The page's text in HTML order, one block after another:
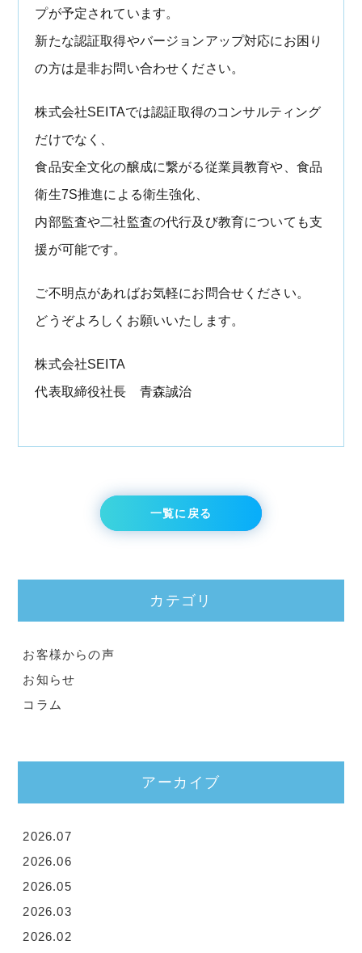
プが予定されています。
新たな認証取得やバージョンアップ対応にお困り
の方は是非お問い合わせください。
株式会社SEITAでは認証取得のコンサルティング
だけでなく、
食品安全文化の醸成に繋がる従業員教育や、食品
衛生7S推進による衛生強化、
内部監査や二社監査の代行及び教育についても支
援が可能です。
ご不明点があればお気軽にお問合せください。
どうぞよろしくお願いいたします。
株式会社SEITA
代表取締役社長 青森誠治
一覧に戻る
カテゴリ
お客様からの声
お知らせ
コラム
アーカイブ
2026.07
2026.06
2026.05
2026.03
2026.02